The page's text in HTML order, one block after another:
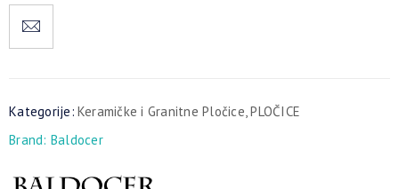
Kategorije: Keramičke i Granitne Pločice,PLOČICE
Brand: Baldocer